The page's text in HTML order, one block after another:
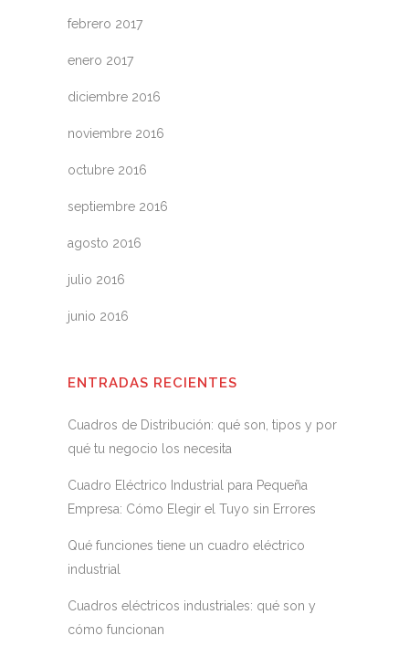
febrero 2017
enero 2017
diciembre 2016
noviembre 2016
octubre 2016
septiembre 2016
agosto 2016
julio 2016
junio 2016
ENTRADAS RECIENTES
Cuadros de Distribución: qué son, tipos y por
qué tu negocio los necesita
Cuadro Eléctrico Industrial para Pequeña
Empresa: Cómo Elegir el Tuyo sin Errores
Qué funciones tiene un cuadro eléctrico
industrial
Cuadros eléctricos industriales: qué son y
cómo funcionan